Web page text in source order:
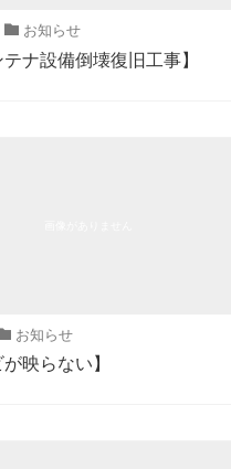
お知らせ
ナ設備倒壊復旧工事】
お知らせ
映らない】